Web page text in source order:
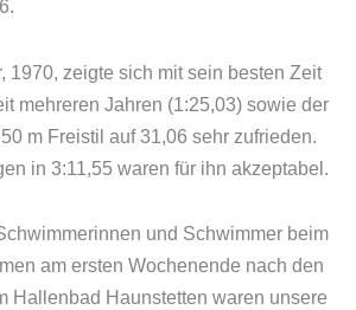
1970, zeigte sich mit sein besten Zeit
mehreren Jahren (1:25,03) sowie der
m Freistil auf 31,06 sehr zufrieden.
in 3:11,55 waren für ihn akzeptabel.
und Schwimmer beim
am ersten Wochenende nach den
Hallenbad Haunstetten waren unsere